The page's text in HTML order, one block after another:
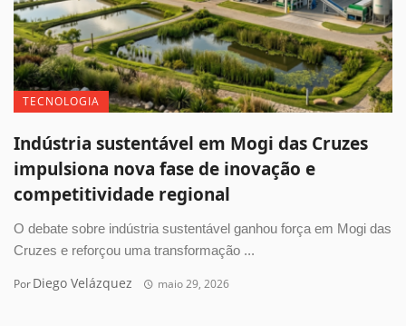
TECNOLOGIA
Indústria sustentável em Mogi das Cruzes
impulsiona nova fase de inovação e
competitividade regional
O debate sobre indústria sustentável ganhou força em Mogi das
Cruzes e reforçou uma transformação ...
PorDiego Velázquez maio 29, 2026